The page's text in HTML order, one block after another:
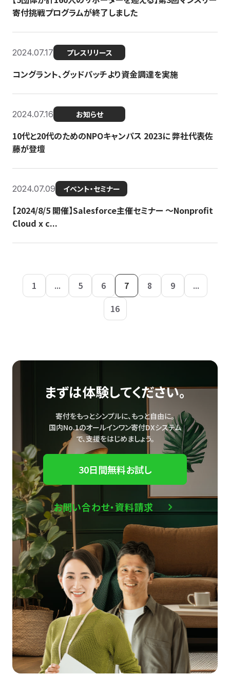
寄付挑戦プログラムが終了しました
2024.07.17 プレスリリース
コングラント、グッドパッチより資金調達を実施
2024.07.16 お知らせ
10代と20代のためのNPOキャンパス 2023に 弊社代表佐
藤が登壇
2024.07.09 イベント・セミナー
【2024/8/5 開催】Salesforce主催セミナー 〜Nonprofit
Cloud x c...
1 ... 5 6 7 8 9
...
16
まずは体験してください。
寄付をもっとシンプルに、もっと自由に。
国内No.1のオールインワン寄付DXシステム
で、支援をはじめましょう。
30日間無料お試し
お問い合わせ・資料請求